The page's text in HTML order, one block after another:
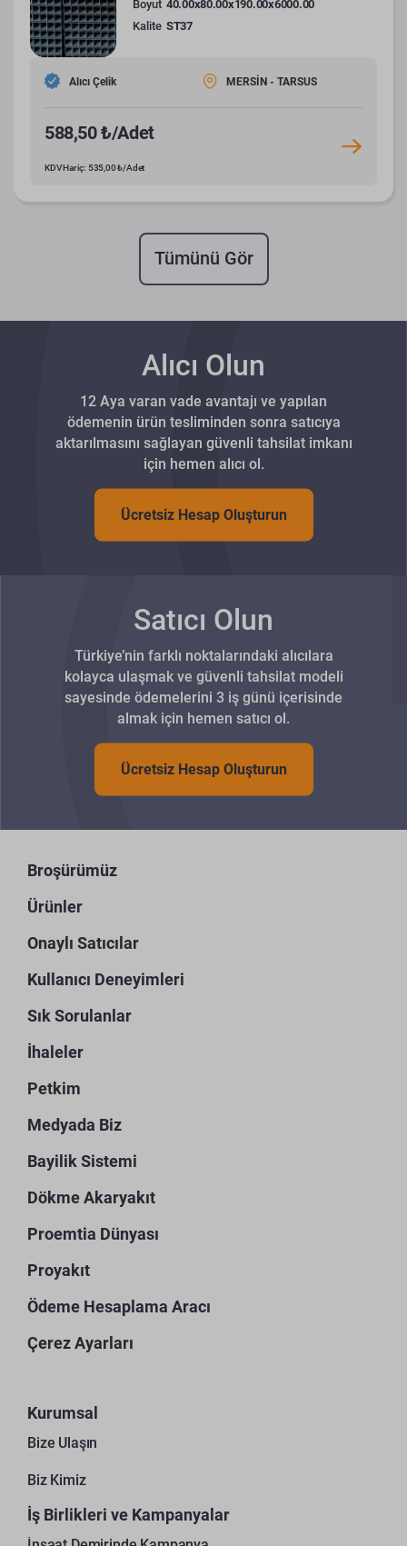
Boyut 40.00x80.00x190.00x6000.00
Kalite ST37
Alıcı Çelik MERSİN - TARSUS
588,50 ₺/Adet
KDV Hariç: 535,00 ₺/Adet
Tümünü Gör
Alıcı Olun
12 Aya varan vade avantajı ve yapılan
ödemenin ürün tesliminden sonra satıcıya
aktarılmasını sağlayan güvenli tahsilat imkanı
için hemen alıcı ol.
Ücretsiz Hesap Oluşturun
Satıcı Olun
Türkiye’nin farklı noktalarındaki alıcılara
kolayca ulaşmak ve güvenli tahsilat modeli
sayesinde ödemelerini 3 iş günü içerisinde
almak için hemen satıcı ol.
Ücretsiz Hesap Oluşturun
Broşürümüz
Ürünler
Onaylı Satıcılar
Kullanıcı Deneyimleri
Sık Sorulanlar
İhaleler
Petkim
Medyada Biz
Bayilik Sistemi
Dökme Akaryakıt
Proemtia Dünyası
Proyakıt
Ödeme Hesaplama Aracı
Çerez Ayarları
Kurumsal
Bize Ulaşın
Biz Kimiz
İş Birlikleri ve Kampanyalar